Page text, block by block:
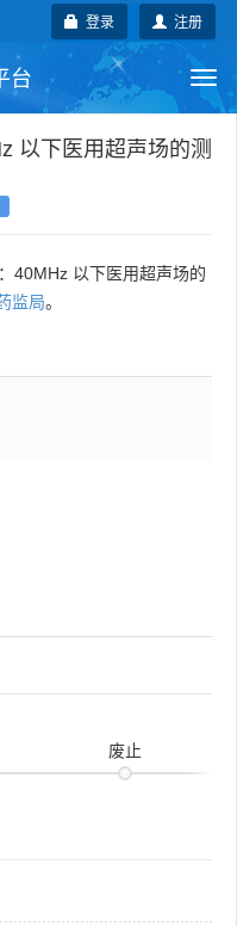
注册
登录
台
地方标准
以下医用超声场的测
40MHz 以下医用超声场的
监局。
废止